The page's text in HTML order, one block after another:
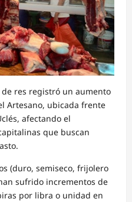
res registró un aumento
Artesano, ubicada frente
afectando el
que buscan
(duro, semiseco, frijolero
sufrido incrementos de
por libra o unidad en